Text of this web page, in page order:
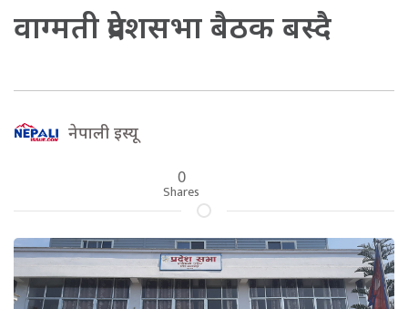
वाग्मती प्रदेशसभा बैठक बस्दै
नेपाली इस्यू
0
Shares